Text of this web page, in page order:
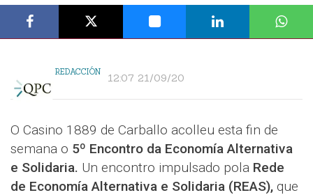
REDACCIÓN 12:07 21/09/20
O Casino 1889 de Carballo acolleu esta fin de
semana o 5º Encontro da Economía Alternativa
e Solidaria. Un encontro impulsado pola Rede
de Economía Alternativa e Solidaria (REAS), que